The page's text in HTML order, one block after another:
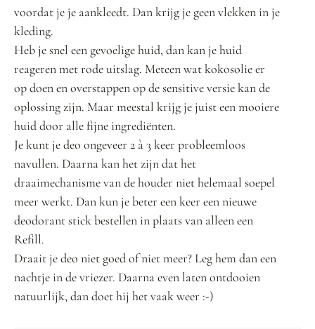
voordat je je aankleedt. Dan krijg je geen vlekken in je
kleding.
Heb je snel een gevoelige huid, dan kan je huid
reageren met rode uitslag. Meteen wat kokosolie er
op doen en overstappen op de sensitive versie kan de
oplossing zijn. Maar meestal krijg je juist een mooiere
huid door alle fijne ingrediënten.
Je kunt je deo ongeveer 2 à 3 keer probleemloos
navullen. Daarna kan het zijn dat het
draaimechanisme van de houder niet helemaal soepel
meer werkt. Dan kun je beter een keer een nieuwe
deodorant stick bestellen in plaats van alleen een
Refill.
Draait je deo niet goed of niet meer? Leg hem dan een
nachtje in de vriezer. Daarna even laten ontdooien
natuurlijk, dan doet hij het vaak weer :-)